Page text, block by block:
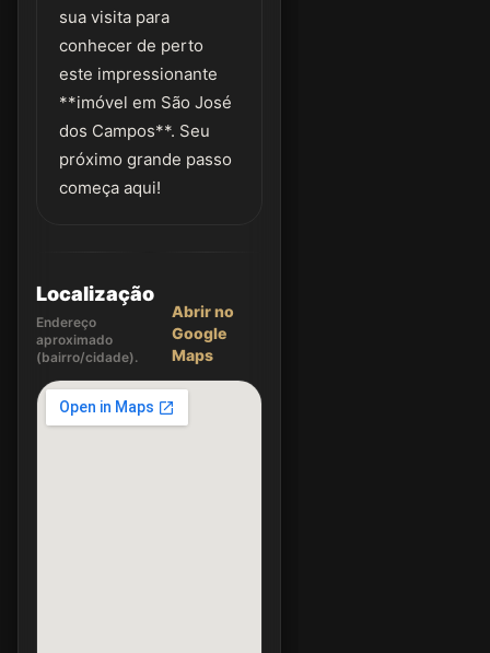
sua visita para
conhecer de perto
este impressionante
**imóvel em São José
dos Campos**. Seu
próximo grande passo
começa aqui!
Localização
Endereço
aproximado
(bairro/cidade).
Abrir no
Google
Maps